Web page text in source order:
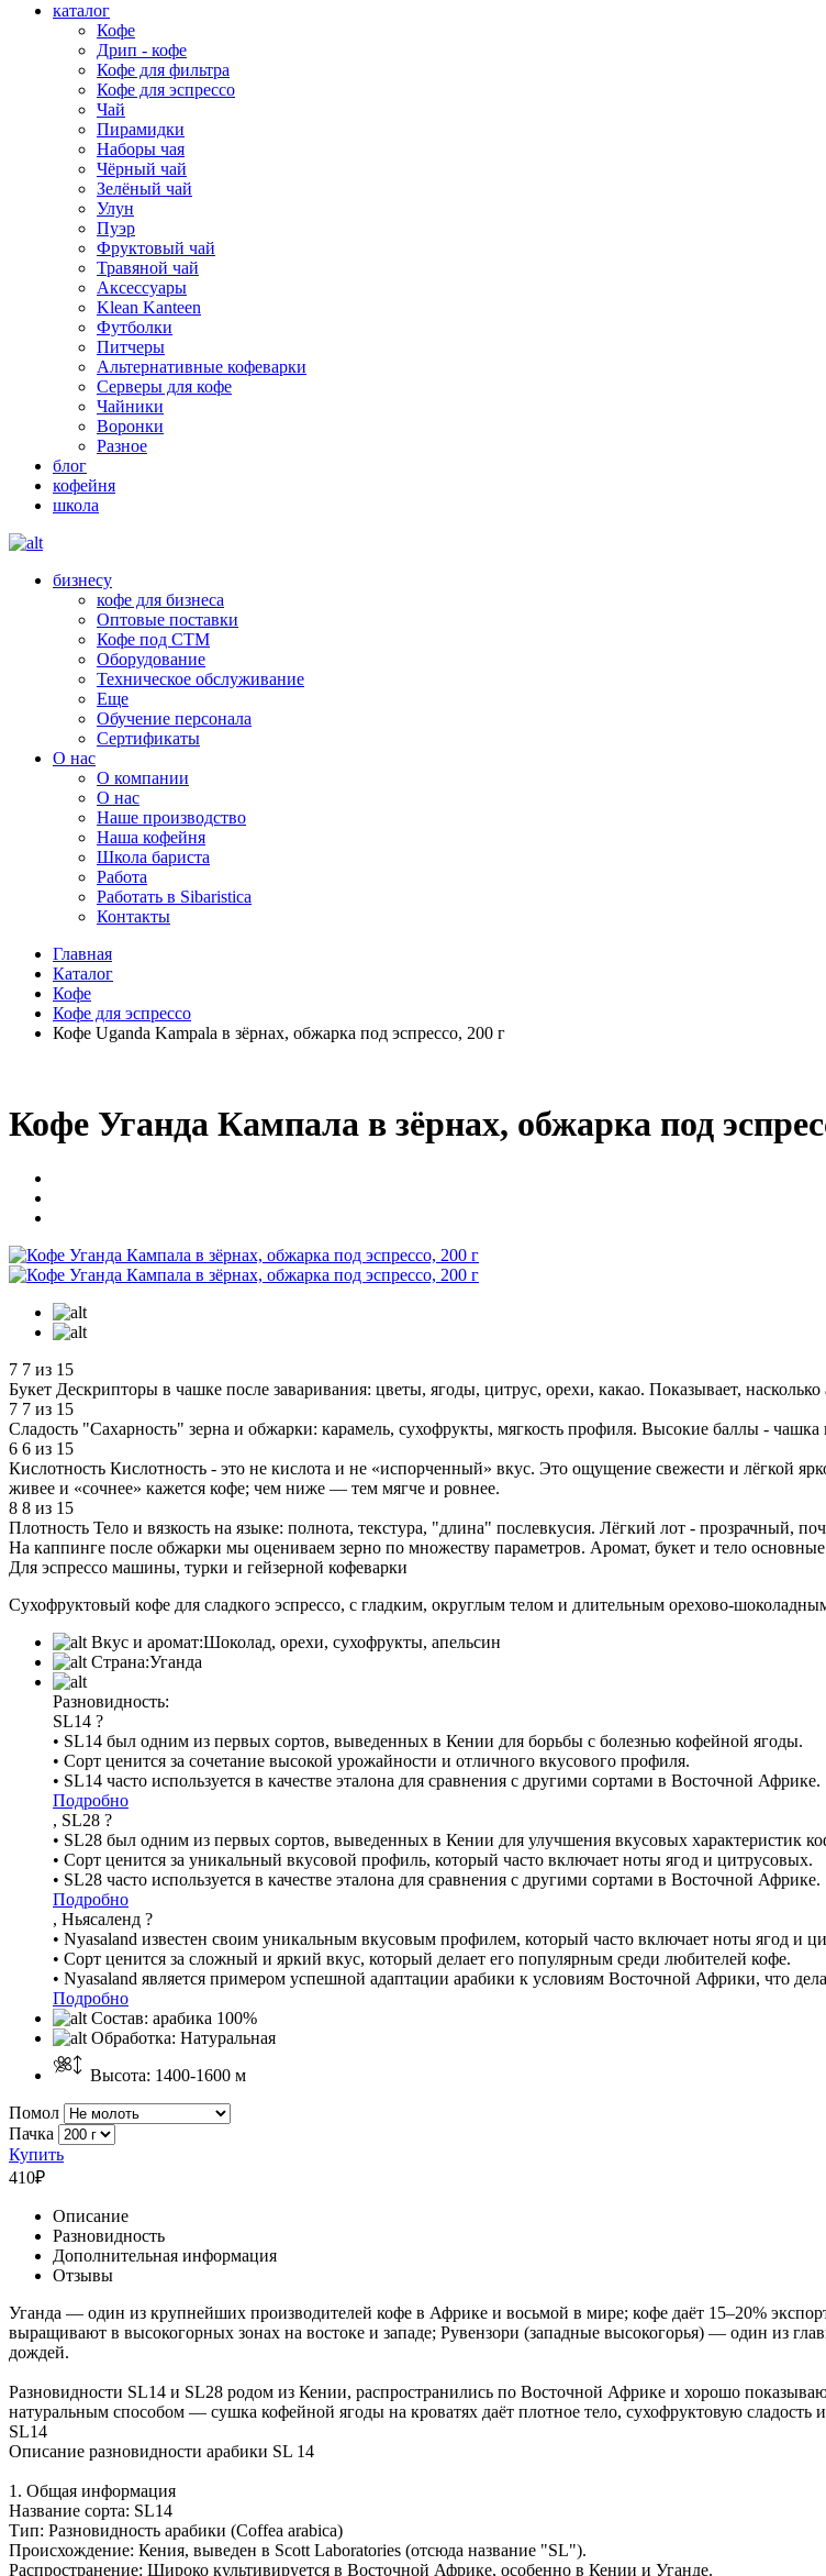
каталог
Кофе
Дрип - кофе
Кофе для фильтра
Кофе для эспрессо
Чай
Пирамидки
Наборы чая
Чёрный чай
Зелёный чай
Улун
Пуэр
Фруктовый чай
Травяной чай
Аксессуары
Klean Kanteen
Футболки
Питчеры
Альтернативные кофеварки
Серверы для кофе
Чайники
Воронки
Разное
блог
кофейня
школа
бизнесу
кофе для бизнеса
Оптовые поставки
Кофе под СТМ
Оборудование
Техническое обслуживание
Еще
Обучение персонала
Сертификаты
О нас
O компании
О нас
Наше производство
Наша кофейня
Школа бариста
Работа
Работать в Sibaristica
Контакты
Главная
Каталог
Кофе
Кофе для эспрессо
Кофе Uganda Kampala в зёрнах, обжарка под эспрессо, 200 г
Кофе Уганда Кампала в зёрнах, обжарка под
7 7 из 15
Букет Дескрипторы в чашке после заваривания: цветы, ягоды, цитрус, орехи, какао. Показывает,
7 7 из 15
Сладость "Сахарность" зерна и обжарки: карамель, сухофрукты, мягкость профиля. Высокие баллы -
6 6 из 15
Кислотность Кислотность - это не кислота и не «испорченный» вкус. Это ощущение свежести и лёгкой
живее и «сочнее» кажется кофе; чем ниже — тем мягче и ровнее.
8 8 из 15
Плотность Тело и вязкость на языке: полнота, текстура, "длина" послевкусия. Лёгкий лот -
На каппинге после обжарки мы оцениваем зерно по множеству параметров. Аромат, букет и тело
Для эспрессо машины, турки и гейзерной кофеварки
Сухофруктовый кофе для сладкого эспрессо, с гладким, округлым телом и длительным орехово-
Вкус и аромат:Шоколад, орехи, сухофрукты, апельсин
Страна:Уганда
Разновидность:
SL14 ?
• SL14 был одним из первых сортов, выведенных в Кении для борьбы с болезнью кофейной ягоды.
• Сорт ценится за сочетание высокой урожайности и отличного вкусового профиля.
• SL14 часто используется в качестве эталона для сравнения с другими сортами в Восточной Африке.
Подробно
, SL28 ?
• SL28 был одним из первых сортов, выведенных в Кении для улучшения вкусовых характеристик
• Сорт ценится за уникальный вкусовой профиль, который часто включает ноты ягод и цитрусовых.
• SL28 часто используется в качестве эталона для сравнения с другими сортами в Восточной Африке.
Подробно
, Ньясаленд ?
• Nyasaland известен своим уникальным вкусовым профилем, который часто включает ноты ягод и
• Сорт ценится за сложный и яркий вкус, который делает его популярным среди любителей кофе.
• Nyasaland является примером успешной адаптации арабики к условиям Восточной Африки, что
Подробно
Состав: арабика 100%
Обработка: Натуральная
Высота: 1400-1600 м
Помол
Пачка
Купить
410₽
Описание
Разновидность
Дополнительная информация
Отзывы
Уганда — один из крупнейших производителей кофе в Африке и восьмой в мире; кофе даёт 15–20%
выращивают в высокогорных зонах на востоке и западе; Рувензори (западные высокогорья) — один из
дождей.
Разновидности SL14 и SL28 родом из Кении, распространились по Восточной Африке и хорошо
натуральным способом — сушка кофейной ягоды на кроватях даёт плотное тело, сухофруктовую сладость
SL14
Описание разновидности арабики SL 14
1. Общая информация
Название сорта: SL14
Тип: Разновидность арабики (Coffea arabica)
Происхождение: Кения, выведен в Scott Laboratories (отсюда название "SL").
Распространение: Широко культивируется в Восточной Африке, особенно в Кении и Уганде.